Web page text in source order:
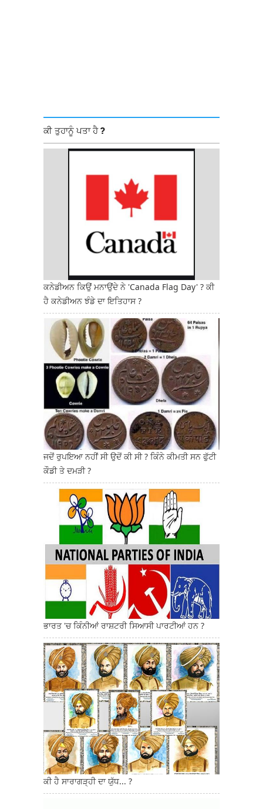
ਕੀ ਤੁਹਾਨੂੰ ਪਤਾ ਹੈ ?
ਕਨੇਡੀਅਨ ਕਿਉਂ ਮਨਾਉਂਦੇ ਨੇ 'Canada Flag Day' ? ਕੀ
ਹੈ ਕਨੇਡੀਅਨ ਝੰਡੇ ਦਾ ਇਤਿਹਾਸ ?
ਜਦੋਂ ਰੁਪਇਆ ਨਹੀਂ ਸੀ ਉਦੋਂ ਕੀ ਸੀ ? ਕਿੰਨੇ ਕੀਮਤੀ ਸਨ ਫੁੱਟੀ
ਕੌਡੀ ਤੇ ਦਮੜੀ ?
ਭਾਰਤ 'ਚ ਕਿੰਨੀਆਂ ਰਾਸ਼ਟਰੀ ਸਿਆਸੀ ਪਾਰਟੀਆਂ ਹਨ ?
ਕੀ ਹੈ ਸਾਰਾਗੜ੍ਹੀ ਦਾ ਯੁੱਧ... ?